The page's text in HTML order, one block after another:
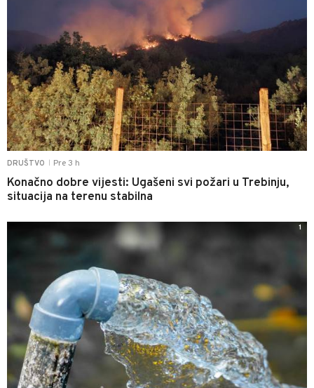
DRUŠTVO Pre 3 h
Konačno dobre vijesti: Ugašeni svi požari u Trebinju,
situacija na terenu stabilna
1